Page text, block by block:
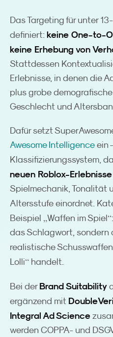
Das Targeting für unter
definiert: keine One-to-
keine Erhebung von
Stattdessen
Erlebnisse, in denen die
plus grobe demografische
Geschlecht und
Dafür setzt
Awesome Intelligence ein
Klassifizierungssystem,
neuen Roblox-Erlebnisse
Spielmechanik, Tonalität
Altersstufe einordnet.
Beispiel „Waffen im Spiel“
das Schlagwort, sondern
realistische
Lolli“ handelt.
Bei der Brand Suitability
ergänzend mit
Integral Ad Science
werden COPPA- und